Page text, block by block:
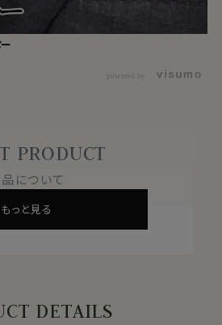
powered by
PRODUCT
について
もっと見る
DETAILS